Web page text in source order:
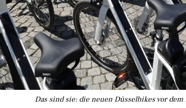
Das sind sie: die neuen Düsselbikes vor dem